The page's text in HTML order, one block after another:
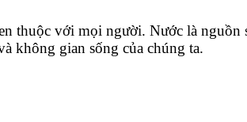
thuộc với mọi người. Nước là
không gian sống của chúng ta.